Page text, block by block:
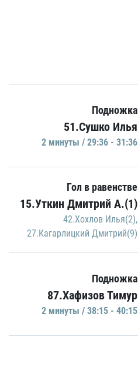
Подножка
51.Сушко Илья
2 минуты / 29:36 - 31:36
Гол в равенстве
15.Уткин Дмитрий А.(1)
42.Хохлов Илья(2),
27.Кагарлицкий Дмитрий(9)
Подножка
87.Хафизов Тимур
2 минуты / 38:15 - 40:15